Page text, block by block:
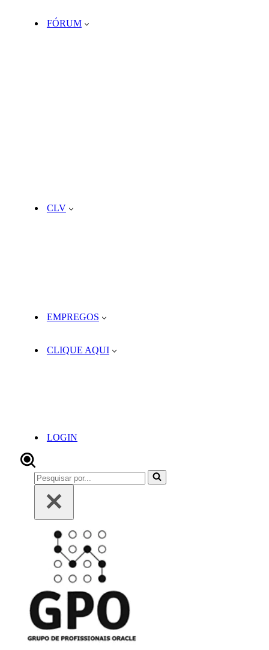
FÓRUM
CLV
EMPREGOS
CLIQUE AQUI
LOGIN
Pesquisar
por...